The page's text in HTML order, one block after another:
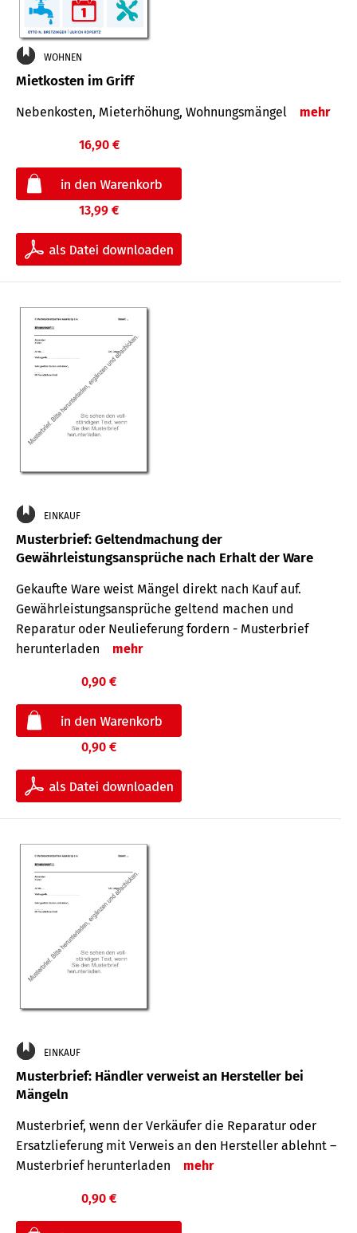
WOHNEN
Mietkosten im Griff
Nebenkosten, Mieterhöhung, Wohnungsmängel mehr
16,90 €
13,99 €
EINKAUF
Musterbrief: Geltendmachung der
Gewährleistungsansprüche nach Erhalt der Ware
Gekaufte Ware weist Mängel direkt nach Kauf auf.
Gewährleistungsansprüche geltend machen und
Reparatur oder Neulieferung fordern - Musterbrief
herunterladen
mehr
0,90 €
0,90 €
EINKAUF
Musterbrief: Händler verweist an Hersteller bei
Mängeln
Musterbrief, wenn der Verkäufer die Reparatur oder
Ersatzlieferung mit Verweis an den Hersteller ablehnt –
Musterbrief herunterladen
mehr
0,90 €